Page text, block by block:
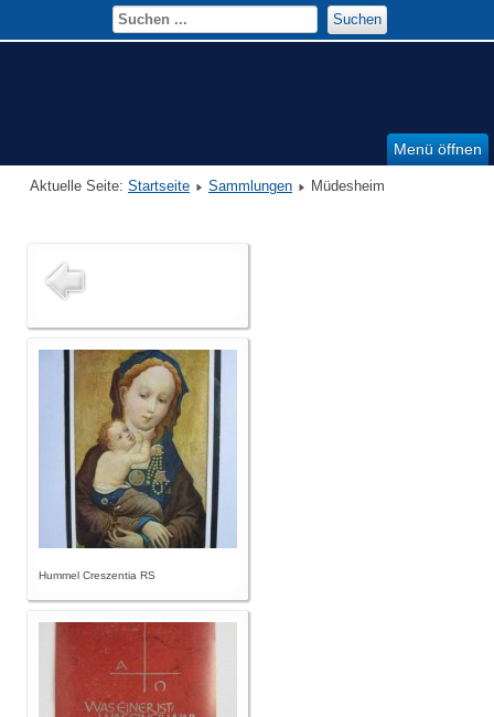
Menü öffnen
Suchen
Aktuelle Seite: Startseite Sammlungen Müdesheim
Hummel Creszentia RS